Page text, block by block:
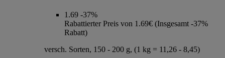
1.69 -37%
Rabattierter Preis von 1.69€ (Insgesamt -37%
Rabatt)
versch. Sorten, 150 - 200 g, (1 kg = 11,26 - 8,45)